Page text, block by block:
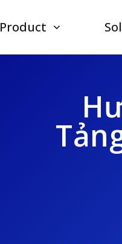
Product